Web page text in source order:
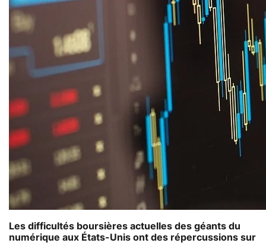
Les difficultés boursières actuelles des géants du
numérique aux États-Unis ont des répercussions sur